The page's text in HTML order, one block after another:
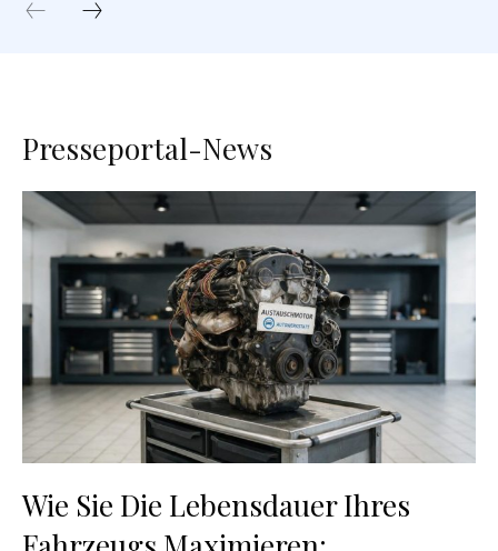
Presseportal-News
Wie Sie Die Lebensdauer Ihres